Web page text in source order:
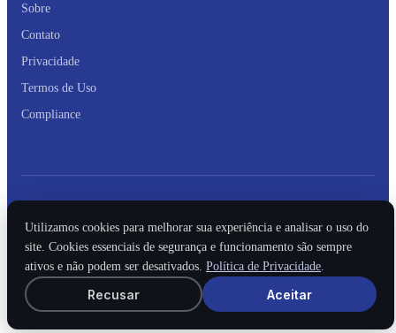
Sobre
Contato
Privacidade
Termos de Uso
Compliance
Utilizamos cookies para melhorar sua experiência e analisar o uso do
site. Cookies essenciais de segurança e funcionamento são sempre
ativos e não podem ser desativados. Política de Privacidade.
Recusar Aceitar